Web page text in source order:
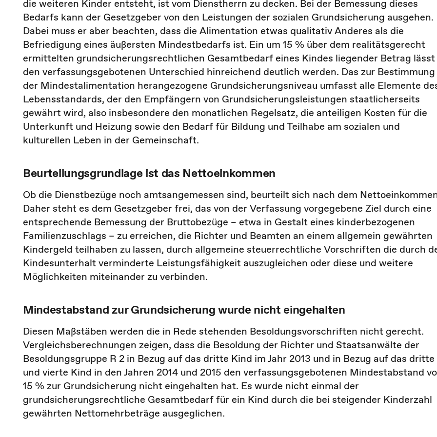
die weiteren Kinder entsteht, ist vom Dienstherrn zu decken. Bei der Bemessung dieses
Bedarfs kann der Gesetzgeber von den Leistungen der sozialen Grundsicherung ausgehen.
Dabei muss er aber beachten, dass die Alimentation etwas qualitativ Anderes als die
Befriedigung eines äußersten Mindestbedarfs ist. Ein um 15 % über dem realitätsgerecht
ermittelten grundsicherungsrechtlichen Gesamtbedarf eines Kindes liegender Betrag lässt
den verfassungsgebotenen Unterschied hinreichend deutlich werden. Das zur Bestimmung
der Mindestalimentation herangezogene Grundsicherungsniveau umfasst alle Elemente
Lebensstandards, der den Empfängern von Grundsicherungsleistungen staatlicherseits
gewährt wird, also insbesondere den monatlichen Regelsatz, die anteiligen Kosten für die
Unterkunft und Heizung sowie den Bedarf für Bildung und Teilhabe am sozialen und
kulturellen Leben in der Gemeinschaft.
Beurteilungsgrundlage ist das Nettoeinkommen
Ob die Dienstbezüge noch amtsangemessen sind, beurteilt sich nach dem
Daher steht es dem Gesetzgeber frei, das von der Verfassung vorgegebene Ziel durch eine
entsprechende Bemessung der Bruttobezüge – etwa in Gestalt eines kinderbezogenen
Familienzuschlags – zu erreichen, die Richter und Beamten an einem allgemein gewährten
Kindergeld teilhaben zu lassen, durch allgemeine steuerrechtliche Vorschriften die durch
Kindesunterhalt verminderte Leistungsfähigkeit auszugleichen oder diese und weitere
Möglichkeiten miteinander zu verbinden.
Mindestabstand zur Grundsicherung wurde nicht eingehalten
Diesen Maßstäben werden die in Rede stehenden Besoldungsvorschriften nicht gerecht.
Vergleichsberechnungen zeigen, dass die Besoldung der Richter und Staatsanwälte der
Besoldungsgruppe R 2 in Bezug auf das dritte Kind im Jahr 2013 und in Bezug auf das dritte
und vierte Kind in den Jahren 2014 und 2015 den verfassungsgebotenen Mindestabstand
15 % zur Grundsicherung nicht eingehalten hat. Es wurde nicht einmal der
grundsicherungsrechtliche Gesamtbedarf für ein Kind durch die bei steigender Kinderzahl
gewährten Nettomehrbeträge ausgeglichen.